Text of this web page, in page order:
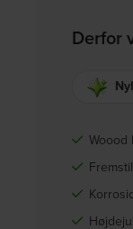
Derfor
Woood